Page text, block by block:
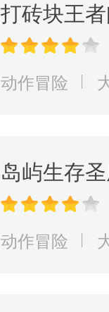
打砖块王
动作冒险
岛屿生存
动作冒险